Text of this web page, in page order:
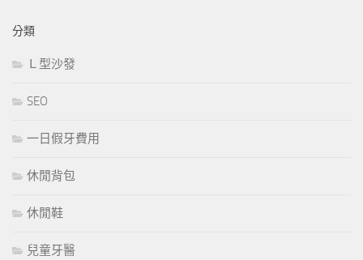
分類
Ｌ型沙發
SEO
一日假牙費用
休閒背包
休閒鞋
兒童牙醫